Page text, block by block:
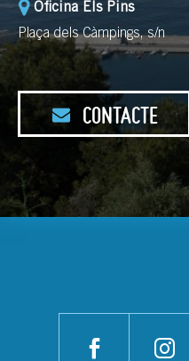
Oficina Els Pins
Plaça dels Càmpings, s/n
CONTACTE